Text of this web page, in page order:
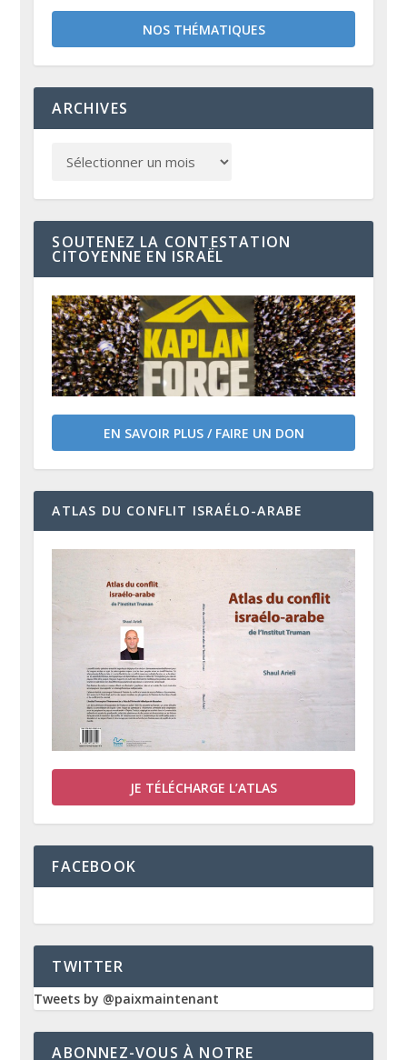
NOS THÉMATIQUES
ARCHIVES
SOUTENEZ LA CONTESTATION
CITOYENNE EN ISRAËL
EN SAVOIR PLUS / FAIRE UN DON
ATLAS DU CONFLIT ISRAÉLO-ARABE
JE TÉLÉCHARGE L’ATLAS
FACEBOOK
TWITTER
Tweets by @paixmaintenant
ABONNEZ-VOUS À NOTRE